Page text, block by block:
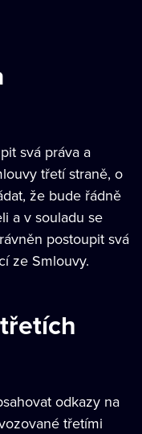
svá práva a
třetí straně, o
že bude řádně
a v souladu se
postoupit svá
ze Smlouvy.
odkazy na
třetími